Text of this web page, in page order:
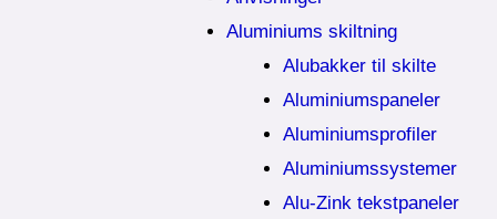
Aluminiums skiltning
Alubakker til skilte
Aluminiumspaneler
Aluminiumsprofiler
Aluminiumssystemer
Alu-Zink tekstpaneler